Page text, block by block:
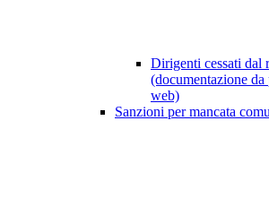
Dirigenti cessati dal
(documentazione
web)
Sanzioni per mancata